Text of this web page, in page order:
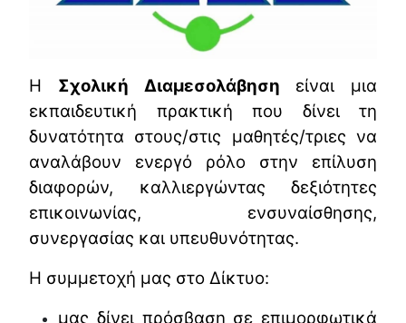
Η Σχολική Διαμεσολάβηση είναι μια
εκπαιδευτική πρακτική που δίνει τη
δυνατότητα στους/στις μαθητές/τριες να
αναλάβουν ενεργό ρόλο στην επίλυση
διαφορών, καλλιεργώντας δεξιότητες
επικοινωνίας, ενσυναίσθησης,
συνεργασίας και υπευθυνότητας.
Η συμμετοχή μας στο Δίκτυο:
μας δίνει πρόσβαση σε επιμορφωτικά